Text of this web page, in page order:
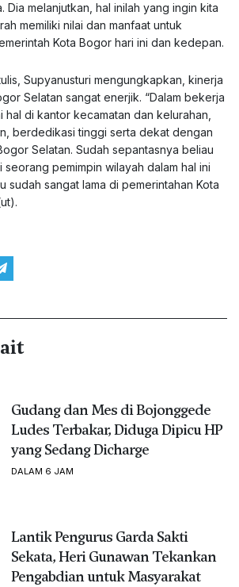
Dia melanjutkan, hal inilah yang ingin kita
memiliki nilai dan manfaat untuk
Kota Bogor hari ini dan kedepan.
Supyanusturi mengungkapkan, kinerja
Selatan sangat enerjik. “Dalam bekerja
di kantor kecamatan dan kelurahan,
berdedikasi tinggi serta dekat dengan
Selatan. Sudah sepantasnya beliau
seorang pemimpin wilayah dalam hal ini
sudah sangat lama di pemerintahan Kota
Gudang dan Mes di Bojonggede
Ludes Terbakar, Diduga Dipicu HP
yang Sedang Dicharge
DALAM 6 JAM
Lantik Pengurus Garda Sakti
Sekata, Heri Gunawan Tekankan
Pengabdian untuk Masyarakat